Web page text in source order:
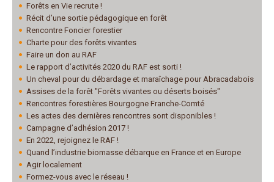
Forêts en Vie recrute !
Récit d’une sortie pédagogique en forêt
Rencontre Foncier forestier
Charte pour des forêts vivantes
Faire un don au RAF
Le rapport d’activités 2020 du RAF est sorti !
Un cheval pour du débardage et maraîchage pour Abracadabois
Assises de la forêt "Forêts vivantes ou déserts boisés"
Rencontres forestières Bourgogne Franche-Comté
Les actes des dernières rencontres sont disponibles !
Campagne d’adhésion 2017 !
En 2022, rejoignez le RAF !
Quand l’industrie biomasse débarque en France et en Europe
Agir localement
Formez-vous avec le réseau !